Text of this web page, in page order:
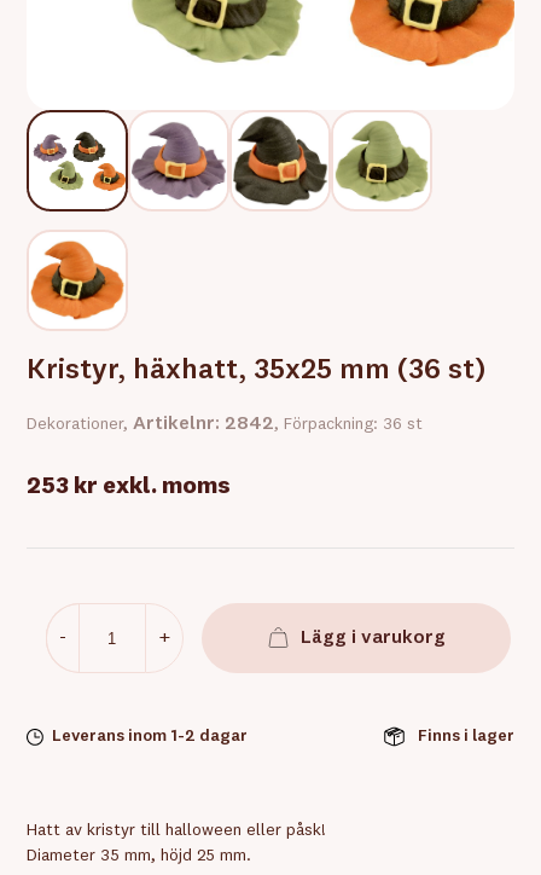
Kristyr, häxhatt, 35x25 mm (36 st)
Dekorationer,Artikelnr: 2842, Förpackning: 36 st
253 kr exkl. moms
- + Lägg i varukorg
Leverans inom 1-2 dagar Finns i lager
Hatt av kristyr till halloween eller påsk!
Diameter 35 mm, höjd 25 mm.